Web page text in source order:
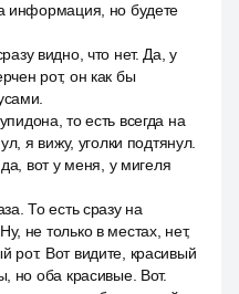
информация, но будете
видно, что нет. Да, у
рот, он как бы
то есть всегда на
я вижу, уголки подтянул.
вот у меня, у мигеля
То есть сразу на
не только в местах, нет,
рот. Вот видите, красивый
но оба красивые. Вот.